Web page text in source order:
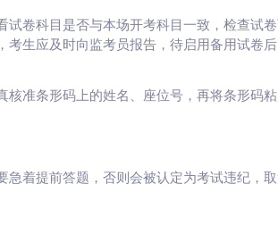
试卷科目是否与本场开考科目一致，检查试
考生应及时向监考员报告，待启用备用试卷
核准条形码上的姓名、座位号，再将条形码
急着提前答题，否则会被认定为考试违纪，